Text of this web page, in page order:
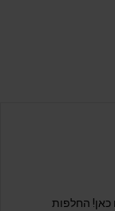
כאן! החלפות